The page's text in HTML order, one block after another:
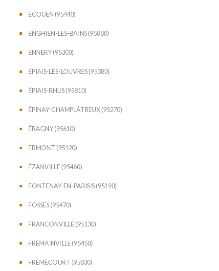
ÉCOUEN (95440)
ENGHIEN-LES-BAINS (95880)
ENNERY (95300)
ÉPIAIS-LÈS-LOUVRES (95380)
ÉPIAIS-RHUS (95810)
ÉPINAY-CHAMPLÂTREUX (95270)
ÉRAGNY (95610)
ERMONT (95120)
ÉZANVILLE (95460)
FONTENAY-EN-PARISIS (95190)
FOSSES (95470)
FRANCONVILLE (95130)
FRÉMAINVILLE (95450)
FRÉMÉCOURT (95830)